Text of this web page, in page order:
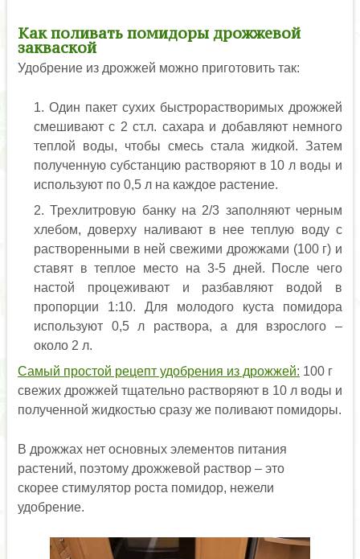
Как поливать помидоры дрожжевой
закваской
Удобрение из дрожжей можно приготовить так:
Один пакет сухих быстрорастворимых дрожжей
смешивают с 2 ст.л. сахара и добавляют немного
теплой воды, чтобы смесь стала жидкой. Затем
полученную субстанцию растворяют в 10 л воды и
используют по 0,5 л на каждое растение.
Трехлитровую банку на 2/3 заполняют черным
хлебом, доверху наливают в нее теплую воду с
растворенными в ней свежими дрожжами (100 г) и
ставят в теплое место на 3-5 дней. После чего
настой процеживают и разбавляют водой в
пропорции 1:10. Для молодого куста помидора
используют 0,5 л раствора, а для взрослого –
около 2 л.
Самый простой рецепт удобрения из дрожжей: 100 г
свежих дрожжей тщательно растворяют в 10 л воды и
полученной жидкостью сразу же поливают помидоры.
В дрожжах нет основных элементов питания
растений, поэтому дрожжевой раствор – это
скорее стимулятор роста помидор, нежели
удобрение.